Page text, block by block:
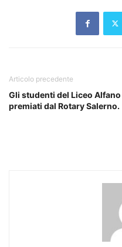
Articolo precedente
Gli studenti del Liceo Alfano
premiati dal Rotary Salerno.